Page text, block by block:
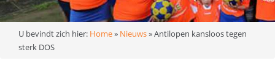
U bevindt zich hier: Home» Nieuws»Antilopen kansloos tegen
sterk DOS